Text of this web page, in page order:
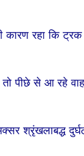
कारण रहा कि
तो पीछे से आ रहे
श्रृंखलाबद्ध